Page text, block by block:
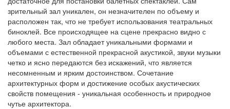
зрительный зал уникален, он незначителен по объему и
расположен так, что не требует использования театральных
биноклей. Все происходящее на сцене прекрасно видно с
любого места. Зал обладает уникальными формами и
объемами с естественной прекрасной акустикой, звуки музыки
четко и ясно передаются без искажений, что является
несомненным и ярким достоинством. Сочетание
архитектурных форм и достижение особых акустических
свойств помещения - уникальная особенность и природное
чутье архитектора.